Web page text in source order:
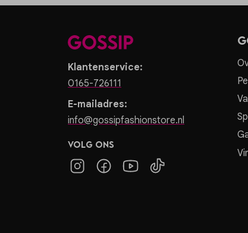
Klantenservice:
0165-726111
E-mailadres:
info@gossipfashionstore.nl
Volg ons